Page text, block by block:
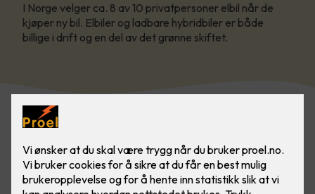
I Norge velger ca. 8 av 10 privatpersoner elbil når de
kjøper ny bil. Elbiler og ladbare hybridbiler er både
billige i drift og en del av det grønne skiftet.